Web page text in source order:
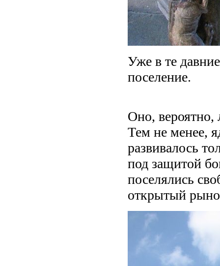
Уже в те
поселение.
Оно, вероятно,
Тем не менее,
развивалось
под защитой
поселялись
открытый